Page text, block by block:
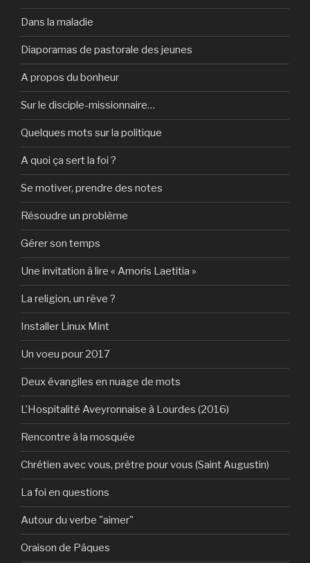
Dans la maladie
Diaporamas de pastorale des jeunes
A propos du bonheur
Sur le disciple-missionnaire…
Quelques mots sur la politique
A quoi ça sert la foi ?
Se motiver, prendre des notes
Résoudre un problème
Gérer son temps
Une invitation à lire « Amoris Laetitia »
La religion, un rêve ?
Installer Linux Mint
Un voeu pour 2017
Deux évangiles en nuage de mots
L’Hospitalité Aveyronnaise à Lourdes (2016)
Rencontre à la mosquée
Chrétien avec vous, prêtre pour vous (Saint Augustin)
La foi en questions
Autour du verbe "aimer"
Oraison de Pâques